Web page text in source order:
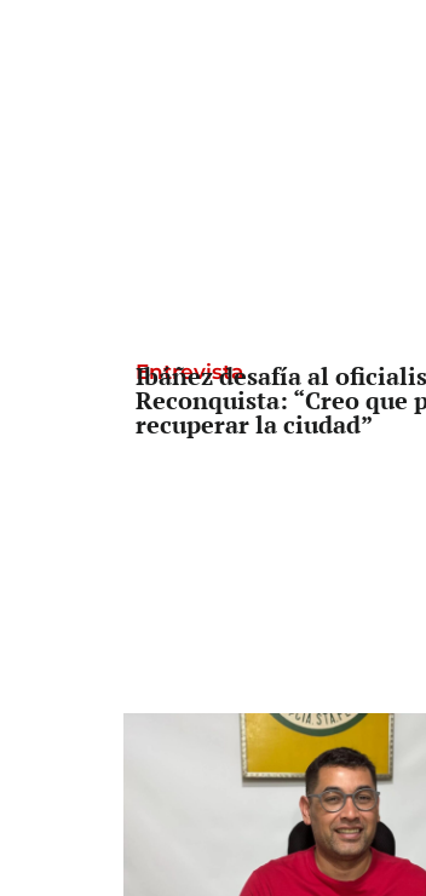
Entrevista
Ibáñez desafía al
Reconquista: “Creo que
recuperar la ciudad”
Informe lapidario
El informe que complica
Gobierno: los salarios